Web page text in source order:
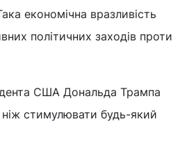
економічна вразливість
політичних заходів проти
США Дональда Трампа
ніж стимулювати будь-який